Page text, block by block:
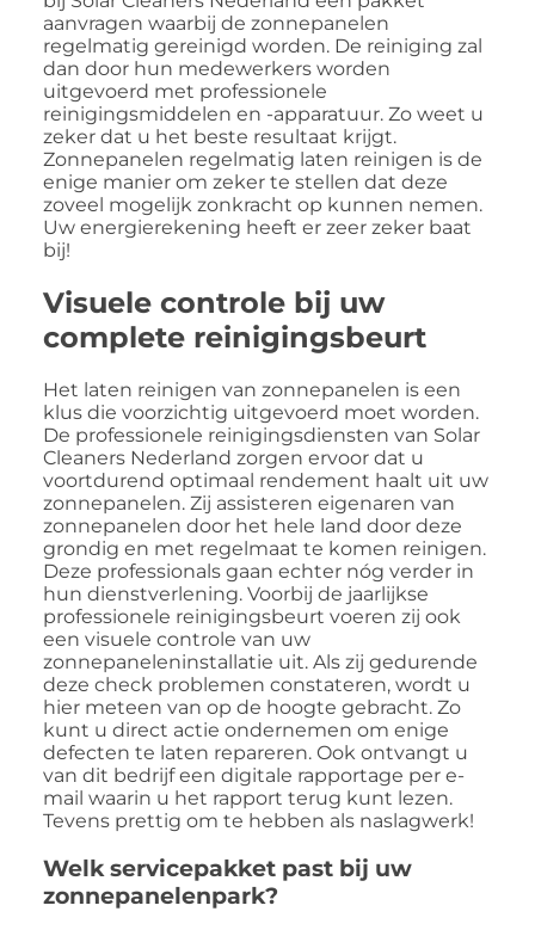
aanvragen waarbij de zonnepanelen
regelmatig gereinigd worden. De reiniging zal
dan door hun medewerkers worden
uitgevoerd met professionele
reinigingsmiddelen en -apparatuur. Zo weet u
zeker dat u het beste resultaat krijgt.
Zonnepanelen regelmatig laten reinigen is de
enige manier om zeker te stellen dat deze
zoveel mogelijk zonkracht op kunnen nemen.
Uw energierekening heeft er zeer zeker baat
bij!
Visuele controle bij uw
complete reinigingsbeurt
Het laten reinigen van zonnepanelen is een
klus die voorzichtig uitgevoerd moet worden.
De professionele reinigingsdiensten van Solar
Cleaners Nederland zorgen ervoor dat u
voortdurend optimaal rendement haalt uit uw
zonnepanelen. Zij assisteren eigenaren van
zonnepanelen door het hele land door deze
grondig en met regelmaat te komen reinigen.
Deze professionals gaan echter nóg verder in
hun dienstverlening. Voorbij de jaarlijkse
professionele reinigingsbeurt voeren zij ook
een visuele controle van uw
zonnepaneleninstallatie uit. Als zij gedurende
deze check problemen constateren, wordt u
hier meteen van op de hoogte gebracht. Zo
kunt u direct actie ondernemen om enige
defecten te laten repareren. Ook ontvangt u
van dit bedrijf een digitale rapportage per e-
mail waarin u het rapport terug kunt lezen.
Tevens prettig om te hebben als naslagwerk!
Welk servicepakket past bij uw
zonnepanelenpark?